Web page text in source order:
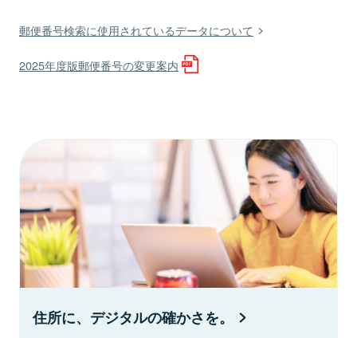
郵便番号検索に使用されているデータについて
2025年度版郵便番号の変更案内
住所に、デジタルの確かさを。